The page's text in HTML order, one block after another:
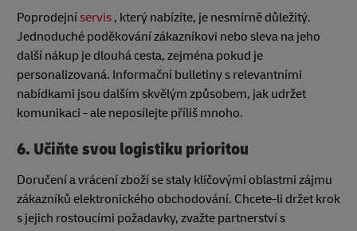
Poprodejníservis , který nabízíte, je nesmírně důležitý.
Jednoduché poděkování zákazníkovi nebo sleva na jeho
další nákup je dlouhá cesta, zejména pokud je
personalizovaná. Informační bulletiny s relevantními
nabídkami jsou dalším skvělým způsobem, jak udržet
komunikaci - ale neposílejte příliš mnoho.
6. Učiňte svou logistiku prioritou
Doručení a vrácení zboží se staly klíčovými oblastmi zájmu
zákazníků elektronického obchodování. Chcete-li držet krok
s jejich rostoucími požadavky, zvažte partnerství s